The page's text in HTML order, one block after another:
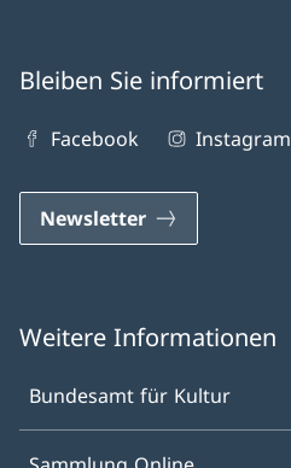
Bleiben Sie informiert
Facebook Instagram
Newsletter
Weitere Informationen
Bundesamt für Kultur